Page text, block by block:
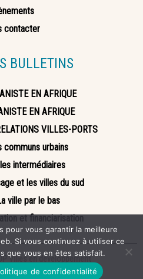
contacter
BULLETINS
EN AFRIQUE
EN AFRIQUE
VILLES-PORTS
communs urbains
intermédiaires
et les villes du sud
ville par le bas
et financiarisation
Villes en développement
Politique de confidentialité
pour vous garantir la meilleure
Si vous continuez à utiliser ce
que vous en êtes satisfait.
de confidentialité